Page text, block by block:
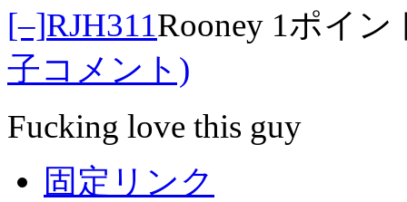
[–]RJH311Rooney 1ポイン
子コメント)
Fucking love this guy
固定リンク